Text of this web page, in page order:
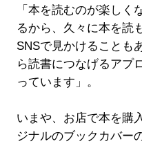
「本を読むのが楽しく
るから、久々に本を読
SNSで見かけることも
ら読書につなげるアプ
っています」。
いまや、お店で本を購
ジナルのブックカバー